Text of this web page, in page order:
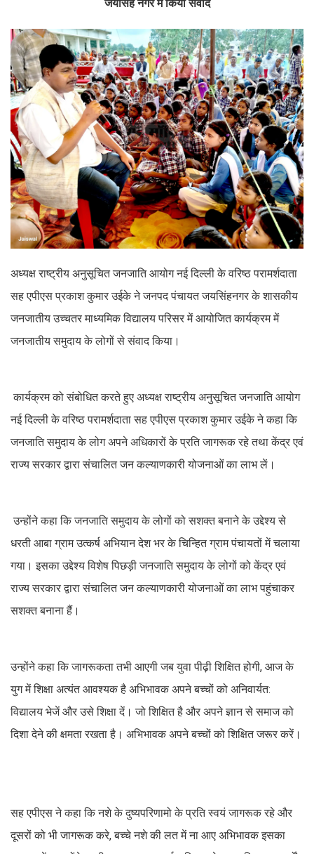
जयसिंह नगर में किया संवाद
अध्यक्ष राष्ट्रीय अनुसूचित जनजाति आयोग नई दिल्ली के वरिष्ठ परामर्शदाता
सह एपीएस प्रकाश कुमार उईके ने जनपद पंचायत जयसिंहनगर के शासकीय
जनजातीय उच्चतर माध्यमिक विद्यालय परिसर में आयोजित कार्यक्रम में
जनजातीय समुदाय के लोगों से संवाद किया।
कार्यक्रम को संबोधित करते हुए अध्यक्ष राष्ट्रीय अनुसूचित जनजाति आयोग
नई दिल्ली के वरिष्ठ परामर्शदाता सह एपीएस प्रकाश कुमार उईके ने कहा कि
जनजाति समुदाय के लोग अपने अधिकारों के प्रति जागरूक रहे तथा केंद्र एवं
राज्य सरकार द्वारा संचालित जन कल्याणकारी योजनाओं का लाभ लें।
उन्होंने कहा कि जनजाति समुदाय के लोगों को सशक्त बनाने के उद्देश्य से
धरती आबा ग्राम उत्कर्ष अभियान देश भर के चिन्हित ग्राम पंचायतों में चलाया
गया। इसका उद्देश्य विशेष पिछड़ी जनजाति समुदाय के लोगों को केंद्र एवं
राज्य सरकार द्वारा संचालित जन कल्याणकारी योजनाओं का लाभ पहुंचाकर
सशक्त बनाना हैं।
उन्होंने कहा कि जागरूकता तभी आएगी जब युवा पीढ़ी शिक्षित होगी, आज के
युग में शिक्षा अत्यंत आवश्यक है अभिभावक अपने बच्चों को अनिवार्यत:
विद्यालय भेजें और उसे शिक्षा दें। जो शिक्षित है और अपने ज्ञान से समाज को
दिशा देने की क्षमता रखता है। अभिभावक अपने बच्चों को शिक्षित जरूर करें।
सह एपीएस ने कहा कि नशे के दुष्यपरिणामो के प्रति स्वयं जागरूक रहे और
दूसरों को भी जागरूक करे, बच्चे नशे की लत में ना आए अभिभावक इसका